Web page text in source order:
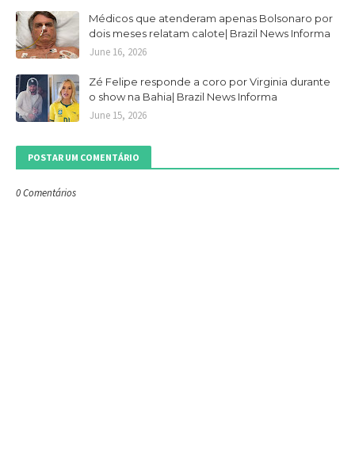
Médicos que atenderam apenas Bolsonaro por
dois meses relatam calote| Brazil News Informa
June 16, 2026
Zé Felipe responde a coro por Virginia durante
o show na Bahia| Brazil News Informa
June 15, 2026
POSTAR UM COMENTÁRIO
0 Comentários